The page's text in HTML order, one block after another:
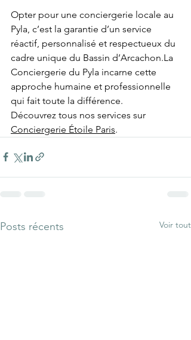
Opter pour une conciergerie locale au
Pyla, c’est la garantie d’un service
réactif, personnalisé et respectueux du
cadre unique du Bassin d’Arcachon.La
Conciergerie du Pyla incarne cette
approche humaine et professionnelle
qui fait toute la différence.
Découvrez tous nos services sur
Conciergerie Étoile Paris.
Posts récents Voir tout